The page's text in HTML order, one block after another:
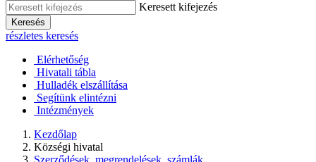
Keresett kifejezés
Keresés
részletes keresés
Elérhetőség
Hivatali tábla
Hulladék elszállítása
Segítünk elintézni
Intézmények
Kezdőlap
Községi hivatal
Szerződések, megrendelések, számlák